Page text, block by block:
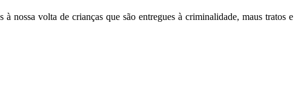
nossa volta de crianças que são entregues à criminalidade, maus tratos e